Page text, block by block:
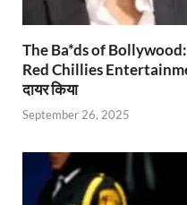
The Ba*ds of Bollywood:
Red Chillies
दायर किया
September 26, 2025